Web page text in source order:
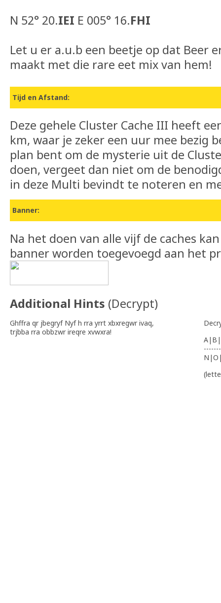
N 52° 20.IEI E 005° 16.FHI
Let u er a.u.b een beetje op dat Beer
maakt met die rare eet mix van hem!
Tijd en Afstand:
Deze gehele Cluster Cache III heeft
km, waar je zeker een uur mee bezig
plan bent om de mysterie uit de
doen, vergeet dan niet om de
in deze Multi bevindt te noteren en
Banner:
Na het doen van alle vijf de caches
banner worden toegevoegd aan het
Additional Hints (Decrypt)
Ghffra qr jbegryf Nyf h rra yrrt xbxregwr ivaq,
trjbba rra obbzwr ireqre xvwxra!